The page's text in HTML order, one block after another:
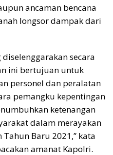
ancaman bencana
longsor dampak dari
secara
ini bertujuan untuk
personel dan peralatan
pemangku kepentingan
ketenangan
dalam merayakan
Baru 2021,” kata
amanat Kapolri.